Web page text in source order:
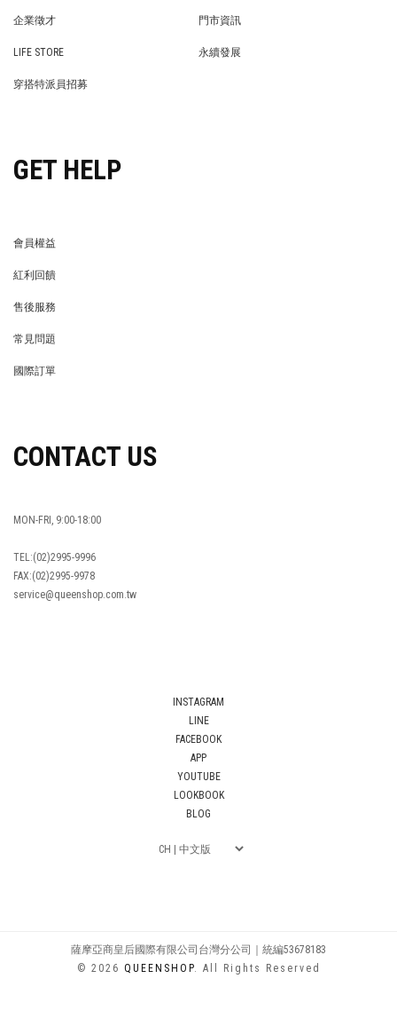
企業徵才
門市資訊
LIFE STORE
永續發展
穿搭特派員招募
GET HELP
會員權益
紅利回饋
售後服務
常見問題
國際訂單
CONTACT US
MON-FRI, 9:00-18:00
TEL:(02)2995-9996
FAX:(02)2995-9978
service@queenshop.com.tw
INSTAGRAM
LINE
FACEBOOK
APP
YOUTUBE
LOOKBOOK
BLOG
薩摩亞商皇后國際有限公司台灣分公司｜統編53678183
© 2026 QUEENSHOP. All Rights Reserved